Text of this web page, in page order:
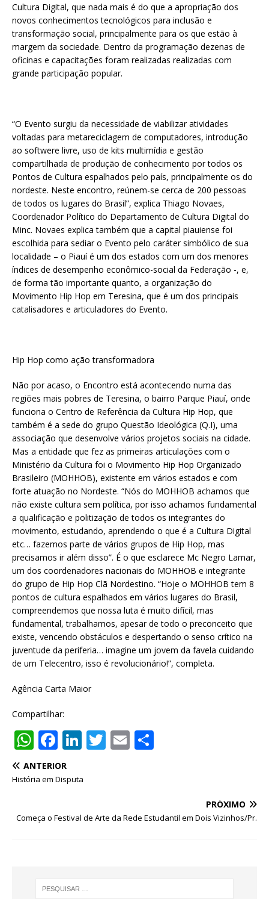
Cultura Digital, que nada mais é do que a apropriação dos
novos conhecimentos tecnológicos para inclusão e
transformação social, principalmente para os que estão à
margem da sociedade. Dentro da programação dezenas de
oficinas e capacitações foram realizadas realizadas com
grande participação popular.
“O Evento surgiu da necessidade de viabilizar atividades
voltadas para metareciclagem de computadores, introdução
ao softwere livre, uso de kits multimídia e gestão
compartilhada de produção de conhecimento por todos os
Pontos de Cultura espalhados pelo país, principalmente os do
nordeste. Neste encontro, reúnem-se cerca de 200 pessoas
de todos os lugares do Brasil”, explica Thiago Novaes,
Coordenador Político do Departamento de Cultura Digital do
Minc. Novaes explica também que a capital piauiense foi
escolhida para sediar o Evento pelo caráter simbólico de sua
localidade – o Piauí é um dos estados com um dos menores
índices de desempenho econômico-social da Federação -, e,
de forma tão importante quanto, a organização do
Movimento Hip Hop em Teresina, que é um dos principais
catalisadores e articuladores do Evento.
Hip Hop como ação transformadora
Não por acaso, o Encontro está acontecendo numa das
regiões mais pobres de Teresina, o bairro Parque Piauí, onde
funciona o Centro de Referência da Cultura Hip Hop, que
também é a sede do grupo Questão Ideológica (Q.I), uma
associação que desenvolve vários projetos sociais na cidade.
Mas a entidade que fez as primeiras articulações com o
Ministério da Cultura foi o Movimento Hip Hop Organizado
Brasileiro (MOHHOB), existente em vários estados e com
forte atuação no Nordeste. “Nós do MOHHOB achamos que
não existe cultura sem política, por isso achamos fundamental
a qualificação e politização de todos os integrantes do
movimento, estudando, aprendendo o que é a Cultura Digital
etc… fazemos parte de vários grupos de Hip Hop, mas
precisamos ir além disso”. É o que esclarece Mc Negro Lamar,
um dos coordenadores nacionais do MOHHOB e integrante
do grupo de Hip Hop Clã Nordestino. “Hoje o MOHHOB tem 8
pontos de cultura espalhados em vários lugares do Brasil,
compreendemos que nossa luta é muito difícil, mas
fundamental, trabalhamos, apesar de todo o preconceito que
existe, vencendo obstáculos e despertando o senso crítico na
juventude da periferia… imagine um jovem da favela cuidando
de um Telecentro, isso é revolucionário!”, completa.
Agência Carta Maior
Compartilhar:
W
h
at
A
F
a
c
b
Li
k
dI
T
r
E
ANTERIOR
História em Disputa
PRÓXIMO
Começa o Festival de Arte da Rede Estudantil em Dois Vizinhos/Pr.